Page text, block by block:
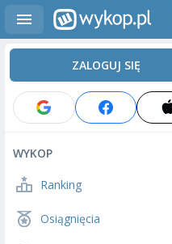
ZALOGUJ SIĘ
WYKOP
Ranking
Osiągnięcia